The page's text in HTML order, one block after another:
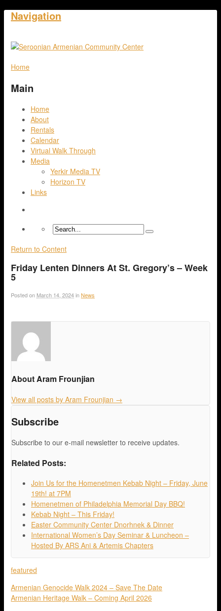
Navigation
Home
Main
Home
About
Rentals
Calendar
Virtual Walk Through
Media
Yerkir Media TV
Horizon TV
Links
Return to Content
Friday Lenten Dinners At St. Gregory’s – Week
5
Posted on March 14, 2024inNews
About Aram Frounjian
View all posts by Aram Frounjian →
Subscribe
Subscribe to our e-mail newsletter to receive updates.
Related Posts:
Join Us for the Homenetmen Kebab Night – Friday, June
19th! at 7PM
Homenetmen of Philadelphia Memorial Day BBQ!
Kebab Night – This Friday!
Easter Community Center Dnorhnek & Dinner
International Women’s Day Seminar & Luncheon –
Hosted By ARS Ani & Artemis Chapters
featured
Armenian Genocide Walk 2024 – Save The Date
Armenian Heritage Walk – Coming April 2026